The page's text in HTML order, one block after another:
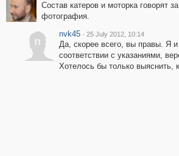
Состав катеров и моторка говорят
фотография.
n
nvk45 · 25 July 2012, 10:14
Да, скорее всего, вы правы. Я
соответствии с указаниями,
Хотелось бы только выяснить,